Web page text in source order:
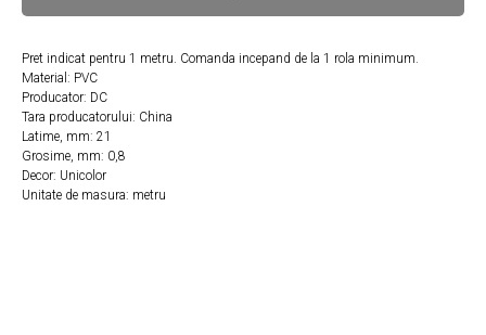
Pret indicat pentru 1 metru. Comanda incepand de la 1 rola minimum.
Material: PVC
Producator: DC
Tara producatorului: China
Latime, mm: 21
Grosime, mm: 0,8
Decor: Unicolor
Unitate de masura: metru